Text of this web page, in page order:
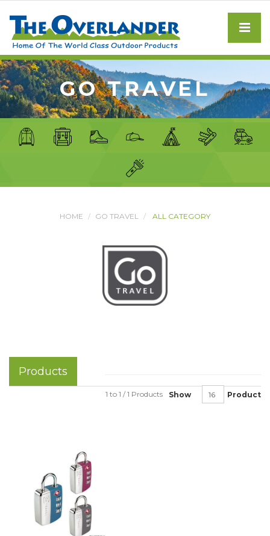
GO TRAVEL
HOME GO TRAVEL ALL CATEGORY
Products
Show Product
1 to 1 / 1 Products